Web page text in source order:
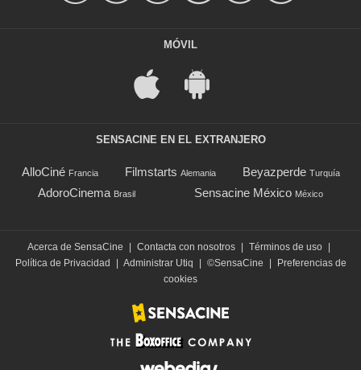
MÓVIL
SENSACINE EN EL EXTRANJERO
AlloCiné Francia Filmstarts Alemania Beyazperde Turquía
AdoroCinema Brasil Sensacine México México
Acerca de SensaCine | Contacta con nosotros | Términos de uso |
Política de Privacidad
| Administrar Utiq | ©SensaCine |
Preferencias de
cookies